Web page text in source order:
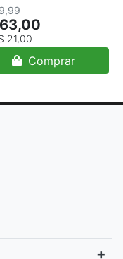
21,00
Comprar